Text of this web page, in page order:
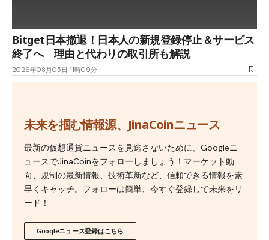
Bitget日本撤退！日本人の新規登録停止＆サービス
終了へ 理由と代わりの取引所も解説
2026年08月05日 11時09分
未来を掴む情報源、JinaCoinニュース
最新の仮想通貨ニュースを見逃さないために、Googleニ
ュースでJinaCoinをフォローしましょう！マーケット動
向、規制の最新情報、技術革新など、信頼できる情報を素
早くキャッチ。フォローは簡単、今すぐ登録して未来をリ
ード！
Googleニュース登録はこちら